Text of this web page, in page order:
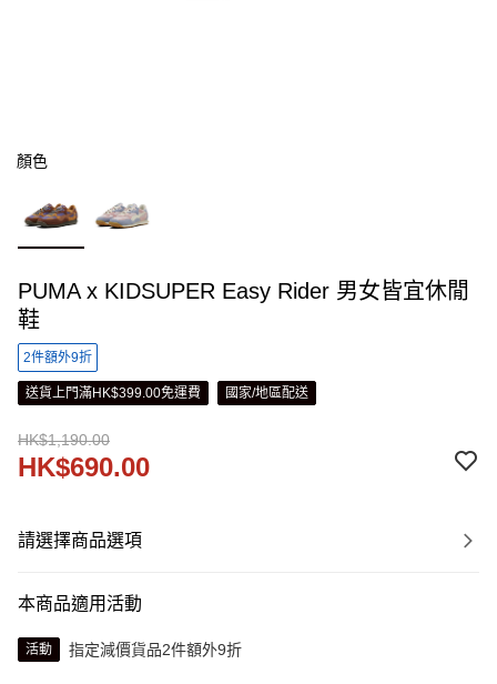
顏色
PUMA x KIDSUPER Easy Rider 男女皆宜休閒
鞋
2件額外9折
送貨上門滿HK$399.00免運費 國家/地區配送
HK$1,190.00
HK$690.00
請選擇商品選項
本商品適用活動
活動 指定減價貨品2件額外9折